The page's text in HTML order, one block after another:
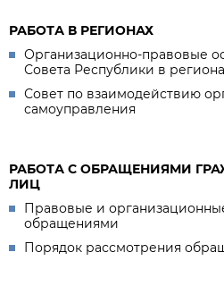
РАБОТА В РЕГИОНАХ
Организационно-правовые
Совета Республики в
Совет по взаимодействию
самоуправления
РАБОТА С ОБРАЩЕНИЯМИ
ЛИЦ
Правовые и
обращениями
Порядок рассмотрения